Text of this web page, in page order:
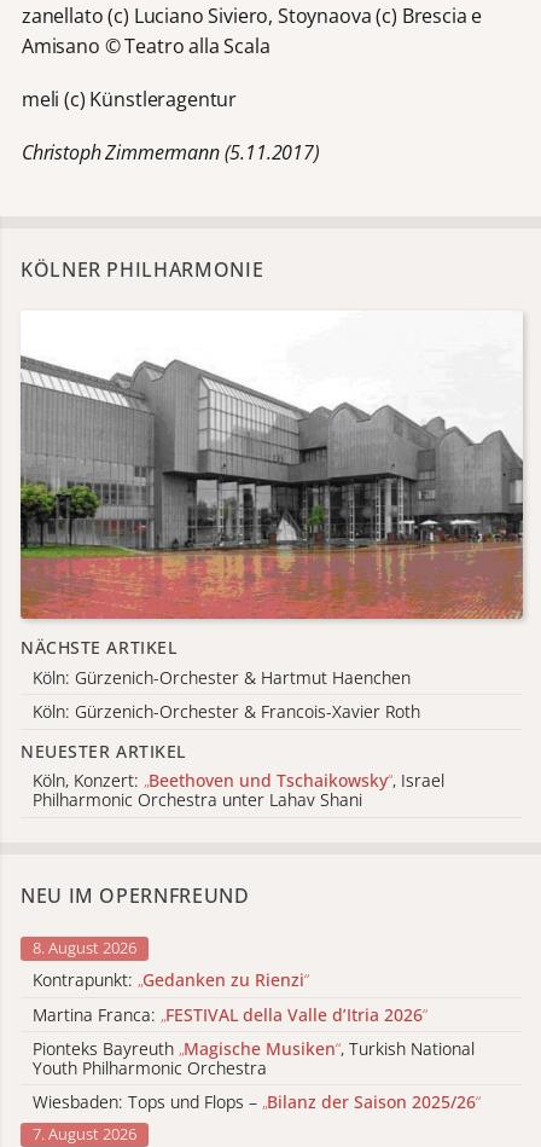
zanellato (c) Luciano Siviero, Stoynaova (c) Brescia e
Amisano © Teatro alla Scala
meli (c) Künstleragentur
Christoph Zimmermann (5.11.2017)
KÖLNER PHILHARMONIE
NÄCHSTE ARTIKEL
Köln: Gürzenich-Orchester & Hartmut Haenchen
Köln: Gürzenich-Orchester & Francois-Xavier Roth
NEUESTER ARTIKEL
Köln, Konzert: „Beethoven und Tschaikowsky“, Israel
Philharmonic Orchestra unter Lahav Shani
NEU IM OPERNFREUND
8. August 2026
Kontrapunkt: „Gedanken zu Rienzi“
Martina Franca: „FESTIVAL della Valle d’Itria 2026“
Pionteks Bayreuth „Magische Musiken“, Turkish National
Youth Philharmonic Orchestra
Wiesbaden: Tops und Flops – „Bilanz der Saison 2025/26“
7. August 2026